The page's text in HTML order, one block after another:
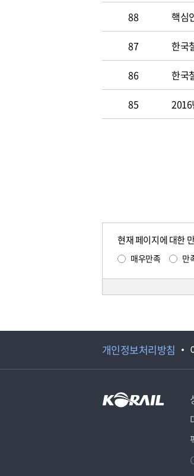
88 핵심
87 한국
86 한국
85 2016
현재 페이지에 대한
매우만족 만
개인정보처리방침